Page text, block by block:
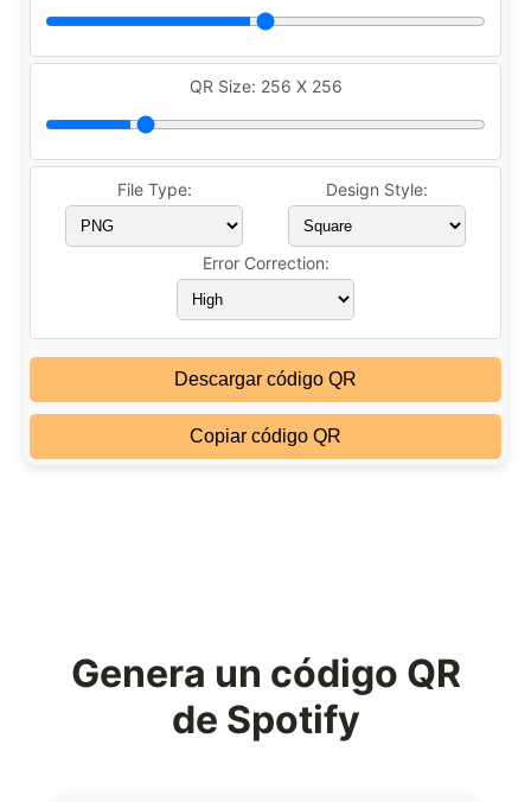
QR Size: 256 X 256
File Type: Design Style:
Error Correction:
Descargar código QR
Copiar código QR
Genera un código QR
de Spotify